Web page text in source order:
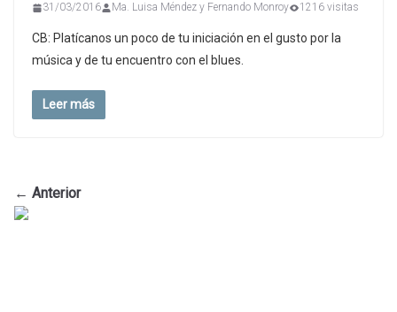
31/03/2016 Ma. Luisa Méndez y Fernando Monroy 1216 visitas
CB: Platícanos un poco de tu iniciación en el gusto por la
música y de tu encuentro con el blues.
Leer más
← Anterior